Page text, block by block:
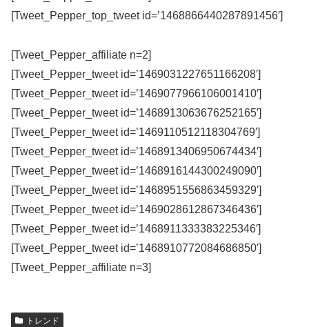
[Tweet_Pepper_top_tweet id=’1468866440287891456′]
[Tweet_Pepper_affiliate n=2]
[Tweet_Pepper_tweet id=’1469031227651166208′]
[Tweet_Pepper_tweet id=’1469077966106001410′]
[Tweet_Pepper_tweet id=’1468913063676252165′]
[Tweet_Pepper_tweet id=’1469110512118304769′]
[Tweet_Pepper_tweet id=’1468913406950674434′]
[Tweet_Pepper_tweet id=’1468916144300249090′]
[Tweet_Pepper_tweet id=’1468951556863459329′]
[Tweet_Pepper_tweet id=’1469028612867346436′]
[Tweet_Pepper_tweet id=’1468911333383225346′]
[Tweet_Pepper_tweet id=’1468910772084686850′]
[Tweet_Pepper_affiliate n=3]
トレンド